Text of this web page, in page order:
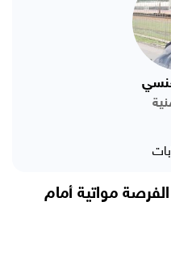
مواتية أمام